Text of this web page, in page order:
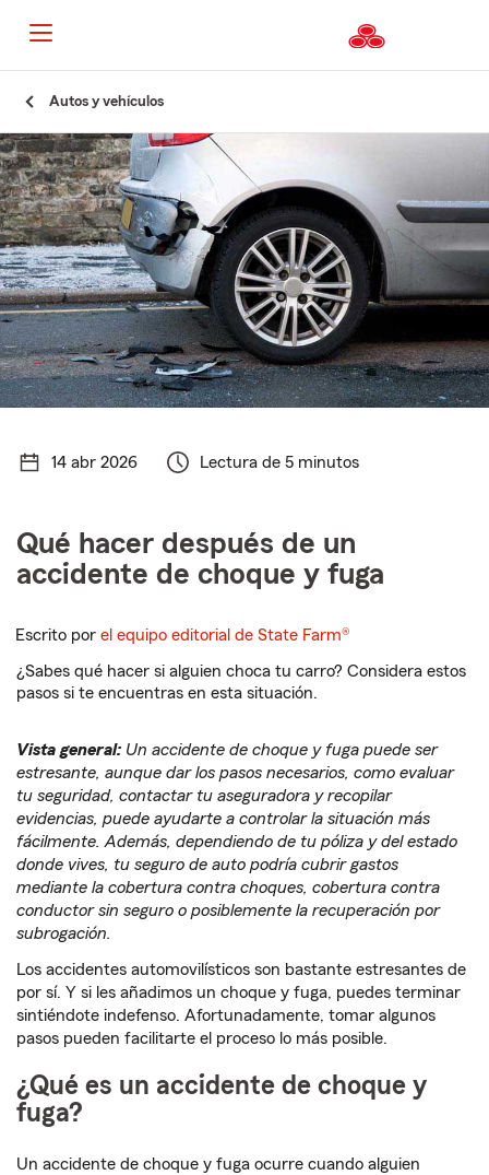
Autos y vehículos
14 abr 2026 Lectura de 5 minutos
Qué hacer después de un
accidente de choque y fuga
Escrito porel equipo editorial de State Farm®
¿Sabes qué hacer si alguien choca tu carro? Considera estos
pasos si te encuentras en esta situación.
Vista general: Un accidente de choque y fuga puede ser
estresante, aunque dar los pasos necesarios, como evaluar
tu seguridad, contactar tu aseguradora y recopilar
evidencias, puede ayudarte a controlar la situación más
fácilmente. Además, dependiendo de tu póliza y del estado
donde vives, tu seguro de auto podría cubrir gastos
mediante la cobertura contra choques, cobertura contra
conductor sin seguro o posiblemente la recuperación por
subrogación.
Los accidentes automovilísticos son bastante estresantes de
por sí. Y si les añadimos un choque y fuga, puedes terminar
sintiéndote indefenso. Afortunadamente, tomar algunos
pasos pueden facilitarte el proceso lo más posible.
¿Qué es un accidente de choque y
fuga?
Un accidente de choque y fuga ocurre cuando alguien